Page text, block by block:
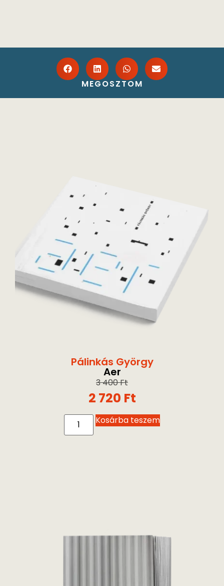
MEGOSZTOM
Pálinkás György
Aer
3 400Ft
2 720 Ft
Kosárba teszem